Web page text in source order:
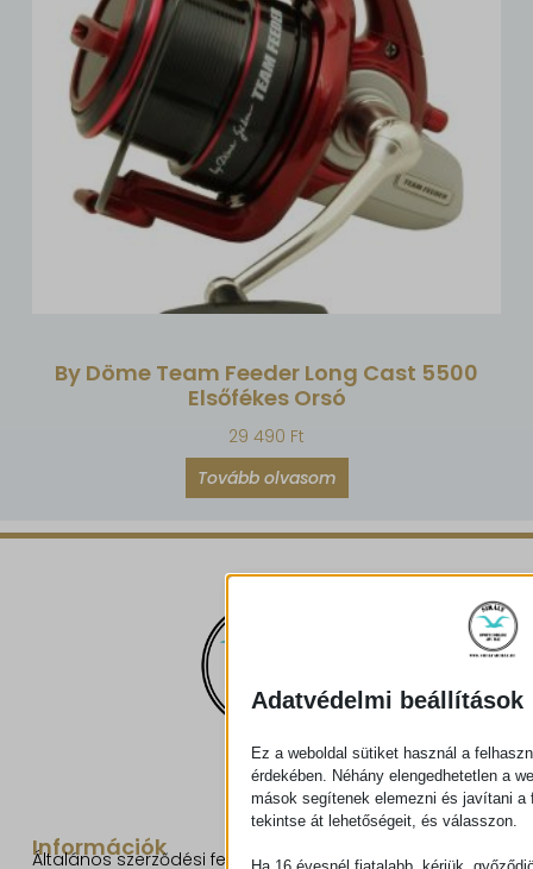
By Döme Team Feeder Long Cast 5500
Elsőfékes Orsó
29 490 Ft
Tovább olvasom
Információk
Általános szerződési feltételek
Adatvédelmi beállítások
Ez a weboldal sütiket használ a
érdekében. Néhány elengedhetetlen a
mások segítenek elemezni és javítani a
tekintse át lehetőségeit, és válasszon.
Ha 16 évesnél fiatalabb, kérjük,